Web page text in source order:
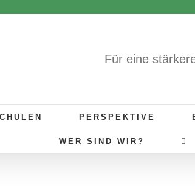
Für eine
PERSPEKTIVE
WER SIND WIR?